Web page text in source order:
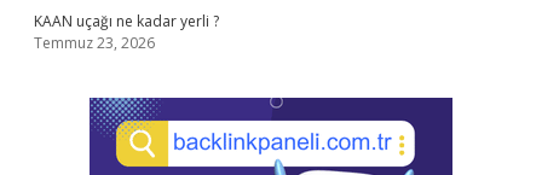
KAAN uçağı ne kadar yerli ?
Temmuz 23, 2026